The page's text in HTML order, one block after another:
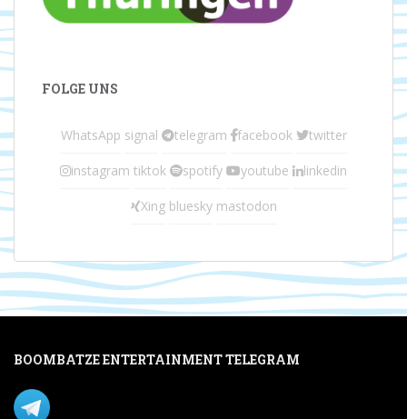
FOLGE UNS
WhatsApp signal telegram facebook twitter
instagram tiktok spotify youtube linkedin
Xing bluesky mastodon
BOOMBATZE ENTERTAINMENT TELEGRAM